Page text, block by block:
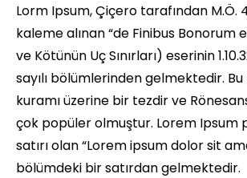
Lorm Ipsum, Çiçero tarafından M.Ö.
kaleme alınan “de Finibus Bonorum
ve Kötünün Uç Sınırları) eserinin
sayılı bölümlerinden gelmektedir.
kuramı üzerine bir tezdir ve
çok popüler olmuştur. Lorem Ipsum
satırı olan “Lorem ipsum dolor sit
bölümdeki bir satırdan gelmektedir.